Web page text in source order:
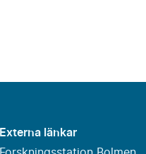
Externa länkar